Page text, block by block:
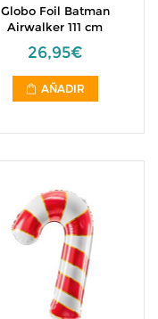
Globo Foil Batman
Airwalker 111 cm
26,95€
AÑADIR